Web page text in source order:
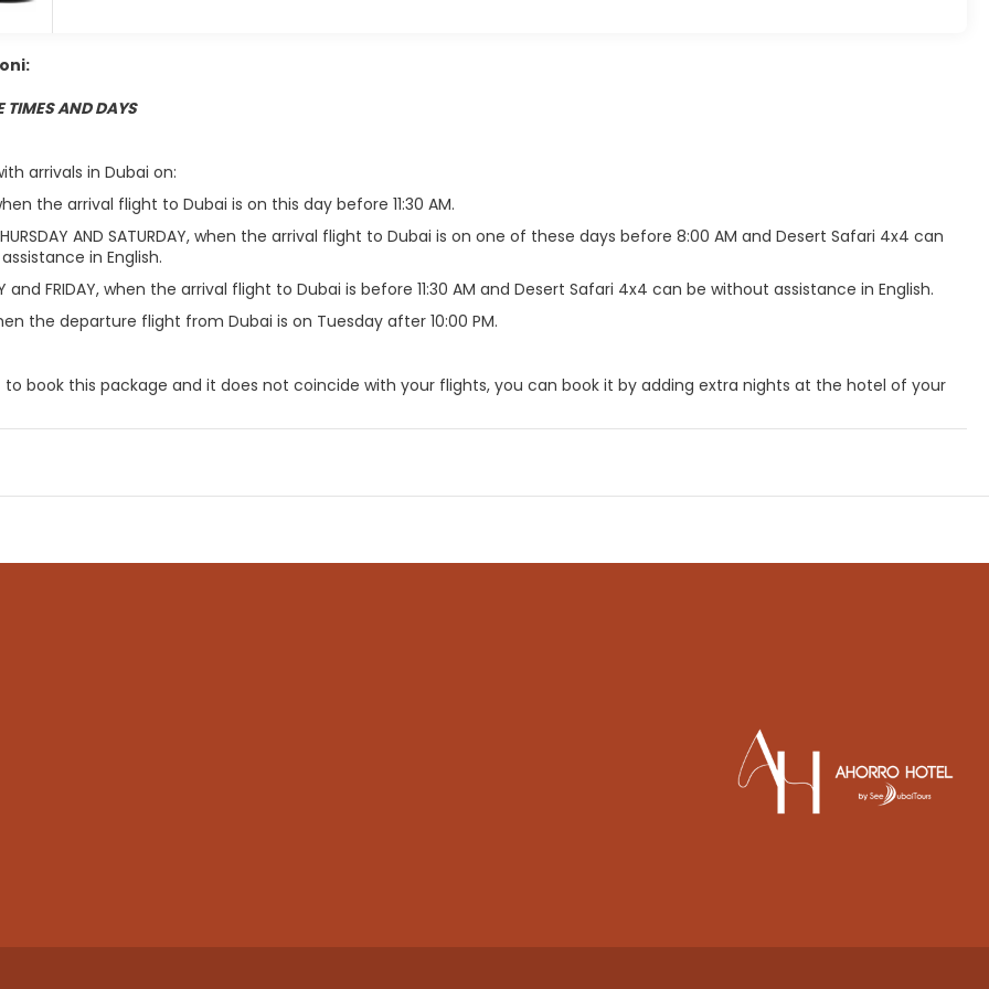
TIMES AND DAYS
arrivals in Dubai on:
the arrival flight to Dubai is on this day before 11:30 AM.
AND SATURDAY, when the arrival flight to Dubai is on one of these days before 8:00 AM and Desert Safari 4x4 can
in English.
and FRIDAY, when the arrival flight to Dubai is before 11:30 AM and Desert Safari 4x4 can be without assistance in English.
the departure flight from Dubai is on Tuesday after 10:00 PM.
to book this package and it does not coincide with your flights, you can book it by adding extra nights at the hotel of your